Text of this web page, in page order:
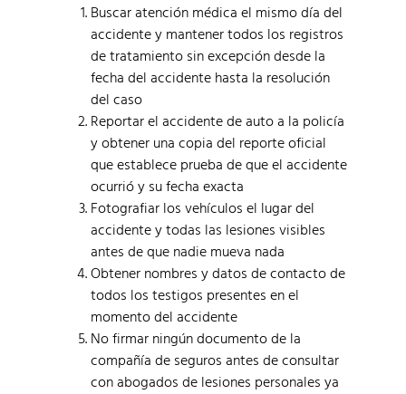
Buscar atención médica el mismo día del
accidente y mantener todos los registros
de tratamiento sin excepción desde la
fecha del accidente hasta la resolución
del caso
Reportar el accidente de auto a la policía
y obtener una copia del reporte oficial
que establece prueba de que el accidente
ocurrió y su fecha exacta
Fotografiar los vehículos el lugar del
accidente y todas las lesiones visibles
antes de que nadie mueva nada
Obtener nombres y datos de contacto de
todos los testigos presentes en el
momento del accidente
No firmar ningún documento de la
compañía de seguros antes de consultar
con abogados de lesiones personales ya